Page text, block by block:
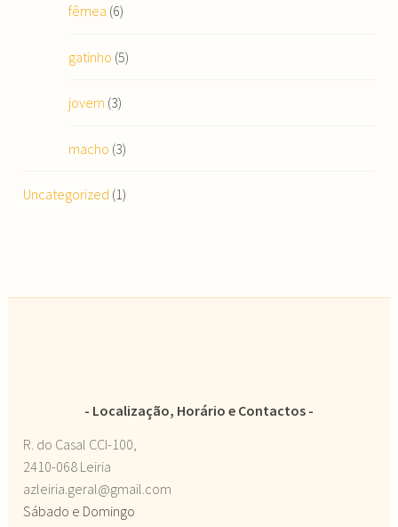
fêmea (6)
gatinho (5)
jovem (3)
macho (3)
Uncategorized (1)
Localização, Horário e Contactos
R. do Casal CCI-100,
2410-068 Leiria
azleiria.geral@gmail.com
Sábado e Domingo